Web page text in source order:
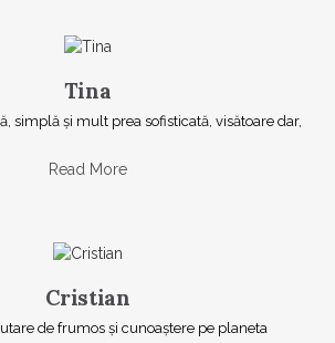
Tina
simplă şi mult prea sofisticată, visătoare dar,
Read More
Cristian
de frumos și cunoaștere pe planeta